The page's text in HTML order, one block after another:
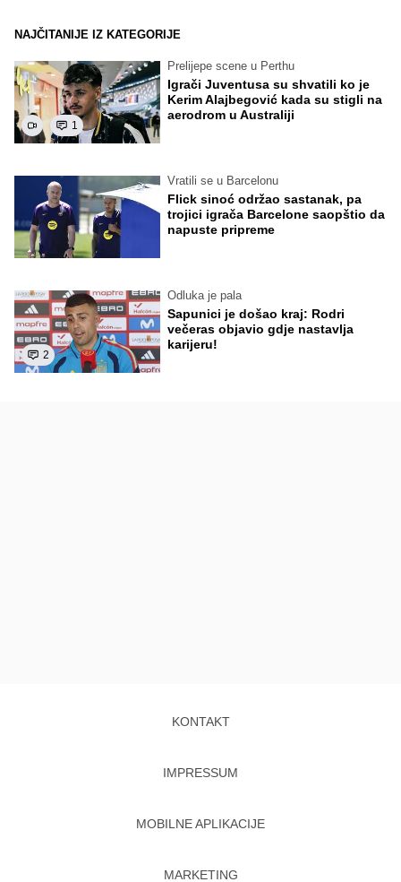
NAJČITANIJE IZ KATEGORIJE
1
Prelijepe scene u Perthu
Igrači Juventusa su shvatili ko je
Kerim Alajbegović kada su stigli na
aerodrom u Australiji
Vratili se u Barcelonu
Flick sinoć održao sastanak, pa
trojici igrača Barcelone saopštio da
napuste pripreme
2
Odluka je pala
Sapunici je došao kraj: Rodri
večeras objavio gdje nastavlja
karijeru!
KONTAKT
IMPRESSUM
MOBILNE APLIKACIJE
MARKETING